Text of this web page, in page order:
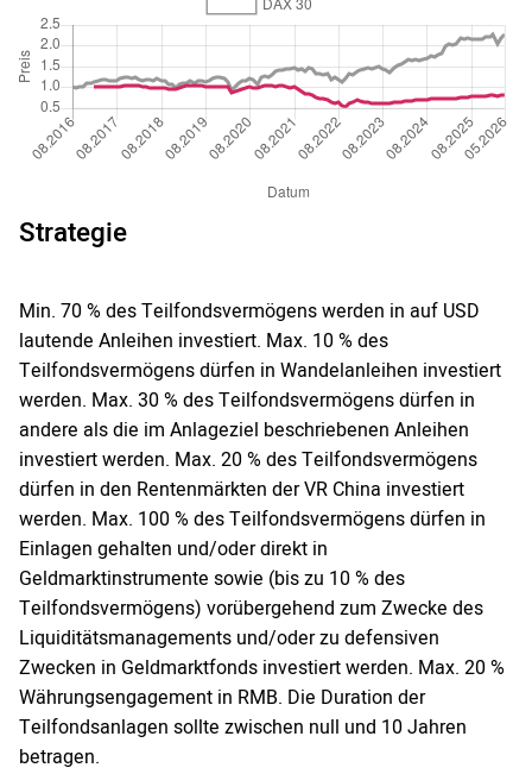
Strategie
Min. 70 % des Teilfondsvermögens werden in auf USD
lautende Anleihen investiert. Max. 10 % des
Teilfondsvermögens dürfen in Wandelanleihen investiert
werden. Max. 30 % des Teilfondsvermögens dürfen in
andere als die im Anlageziel beschriebenen Anleihen
investiert werden. Max. 20 % des Teilfondsvermögens
dürfen in den Rentenmärkten der VR China investiert
werden. Max. 100 % des Teilfondsvermögens dürfen in
Einlagen gehalten und/oder direkt in
Geldmarktinstrumente sowie (bis zu 10 % des
Teilfondsvermögens) vorübergehend zum Zwecke des
Liquiditätsmanagements und/oder zu defensiven
Zwecken in Geldmarktfonds investiert werden. Max. 20 %
Währungsengagement in RMB. Die Duration der
Teilfondsanlagen sollte zwischen null und 10 Jahren
betragen.